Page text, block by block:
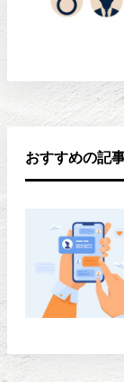
おすすめの記